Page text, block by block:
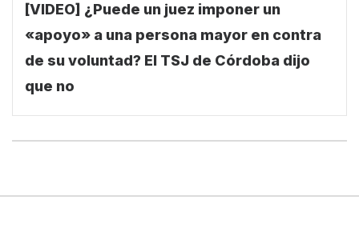
[VIDEO] ¿Puede un juez imponer un
«apoyo» a una persona mayor en contra
de su voluntad? El TSJ de Córdoba dijo
que no